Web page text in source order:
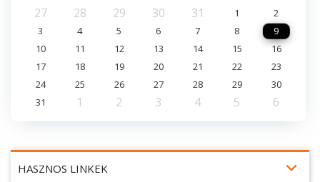
HASZNOS LINKEK expand_more
27
28 29 30 31 1
2
3
4 5 6 7 8
9
10
11 12 13 14 15
16
17
18 19 20 21 22
23
24
25 26 27 28 29
30
31
1 2 3 4 5 6